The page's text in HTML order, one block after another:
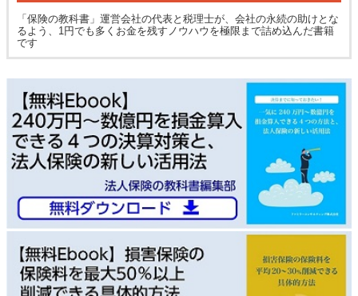
「保険の教科書」運営会社の代表と税理士が、会社の永続の助けとな
るよう、1円でも多くお金を残すノウハウを極限まで詰め込んだ書籍
です